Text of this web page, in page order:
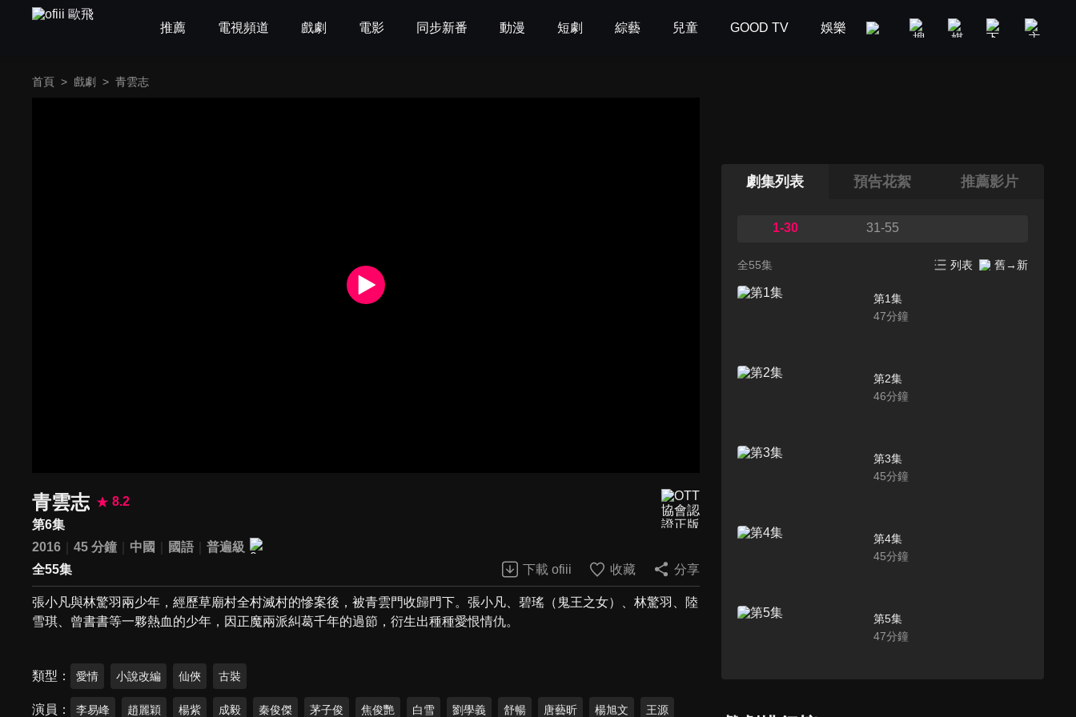
推薦 電視頻道 戲劇 電影 同步新番 動漫 短劇 綜藝 兒童 GOOD TV 娛樂 美食旅遊 新聞政論
首頁 > 戲劇 > 青雲志
青雲志
8.2
第6集
2016
45 分鐘 中國 國語
普遍級
全55集
下載 ofiii 收藏 分享
張小凡與林驚羽兩少年，經歷草廟村全村滅村的慘案後，被青雲門收歸門下。張小凡、碧瑤（鬼王之女）、林驚羽、陸
雪琪、曾書書等一夥熱血的少年，因正魔兩派糾葛千年的過節，衍生出種種愛恨情仇。
類型 愛情 小說改編 仙俠 古裝
演員 李易峰 趙麗穎 楊紫 成毅 秦俊傑 茅子俊 焦俊艷 白雪 劉學義 舒暢 唐藝昕 楊旭文 王源
劇集列表 預告花絮 推薦影片
1-30 31-55
全55集 列表 舊→新
第1集
47分鐘
第2集
46分鐘
第3集
45分鐘
第4集
45分鐘
第5集
47分鐘